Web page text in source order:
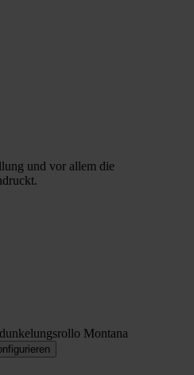
und vor allem die
Montana